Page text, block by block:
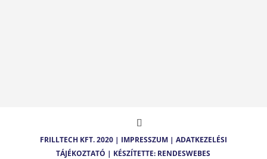
FRILLTECH KFT. 2020 | IMPRESSZUM| ADATKEZELÉSI
TÁJÉKOZTATÓ | KÉSZÍTETTE: RENDESWEBES